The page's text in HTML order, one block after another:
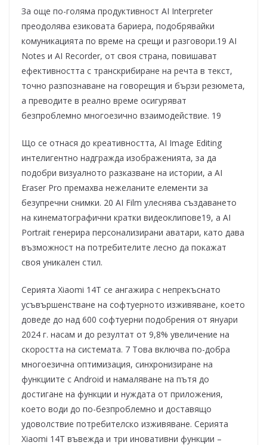
За още по-голяма продуктивност AI Interpreter
преодолява езиковата бариера, подобрявайки
комуникацията по време на срещи и разговори.19 AI
Notes и AI Recorder, от своя страна, повишават
ефективността с транскрибиране на речта в текст,
точно разпознаване на говорещия и бързи резюмета,
а преводите в реално време осигуряват
безпроблемно многоезично взаимодействие. 19
Що се отнася до креативността, AI Image Editing
интелигентно надгражда изображенията, за да
подобри визуалното разказване на истории, а AI
Eraser Pro премахва нежеланите елементи за
безупречни снимки. 20 AI Film улеснява създаването
на кинематографични кратки видеоклипове19, а AI
Portrait генерира персонализирани аватари, като дава
възможност на потребителите лесно да покажат
своя уникален стил.
Серията Xiaomi 14T се ангажира с непрекъснато
усъвършенстване на софтуерното изживяване, което
доведе до над 600 софтуерни подобрения от януари
2024 г. насам и до резултат от 9,8% увеличение на
скоростта на системата. 7 Това включва по-добра
многоезична оптимизация, синхронизиране на
функциите с Android и намаляване на пътя до
достигане на функции и нуждата от приложения,
което води до по-безпроблемно и доставящо
удоволствие потребителско изживяване. Серията
Xiaomi 14T въвежда и три иновативни функции –